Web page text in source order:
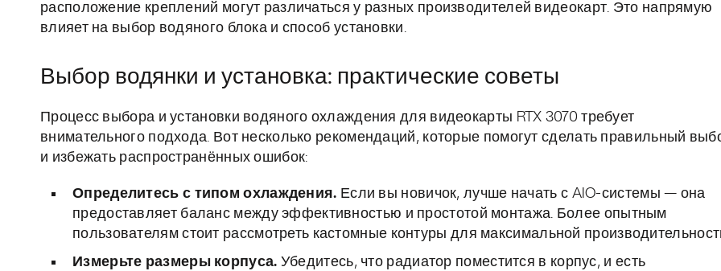
расположение креплений могут различаться у разных производителей видеокарт. Это напрямую
влияет на выбор водяного блока и способ установки.
Выбор водянки и установка: практические советы
Процесс выбора и установки водяного охлаждения для видеокарты RTX 3070 требует
внимательного подхода. Вот несколько рекомендаций, которые помогут сделать правильный
и избежать распространённых ошибок:
Определитесь с типом охлаждения. Если вы новичок, лучше начать с AIO-системы — она
предоставляет баланс между эффективностью и простотой монтажа. Более опытным
пользователям стоит рассмотреть кастомные контуры для максимальной
Измерьте размеры корпуса. Убедитесь, что радиатор поместится в корпус, и есть